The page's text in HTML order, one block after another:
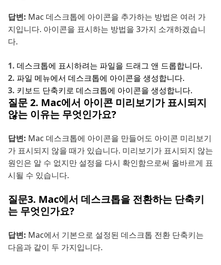
답변: Mac 데스크톱에 아이콘을 추가하는 방법은 여러 가
지입니다. 아이콘을 표시하는 방법을 3가지 소개하겠습니
다.
데스크톱에 표시하려는 파일을 드래그 앤 드롭합니다.
파일 메뉴에서 데스크톱에 아이콘을 생성합니다.
키보드 단축키로 데스크톱에 아이콘을 생성합니다.
질문 2. Mac에서 아이콘 미리보기가 표시되지
않는 이유는 무엇인가요?
답변: Mac 데스크톱에 아이콘을 만들어도 아이콘 미리보기
가 표시되지 않을 때가 있습니다. 미리보기가 표시되지 않는
원인은 알 수 없지만 설정을 다시 확인함으로써 올바르게 표
시될 수 있습니다.
질문3. Mac에서 데스크톱을 전환하는 단축키
는 무엇인가요?
답변: Mac에서 기본으로 설정된 데스크톱 전환 단축키는
다음과 같이 두 가지입니다.